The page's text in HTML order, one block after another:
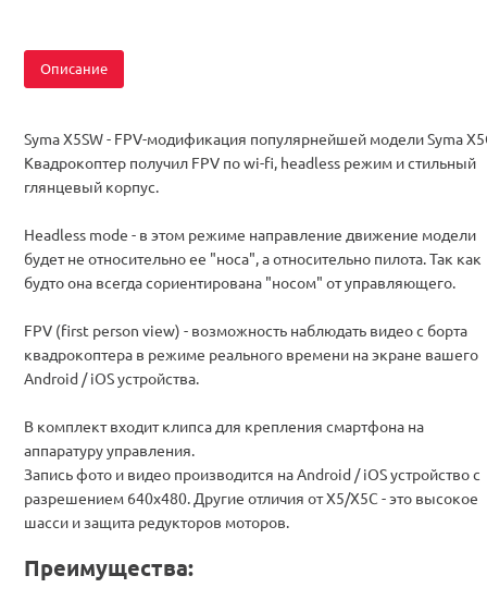
Комплектация
Описание
Syma X5SW - FPV-модификация популярнейшей модели Syma
Квадрокоптер получил FPV по wi-fi, headless режим и стильный
глянцевый корпус.
Headless mode - в этом режиме направление движение модели
будет не относительно ее "носа", а относительно пилота. Так как
будто она всегда сориентирована "носом" от управляющего.
FPV (first person view) - возможность наблюдать видео с борта
квадрокоптера в режиме реального времени на экране вашего
Android / iOS устройства.
В комплект входит клипса для крепления смартфона на
аппаратуру управления.
Запись фото и видео производится на Android / iOS устройство с
разрешением 640х480. Другие отличия от X5/X5C - это высокое
шасси и защита редукторов моторов.
Преимущества: